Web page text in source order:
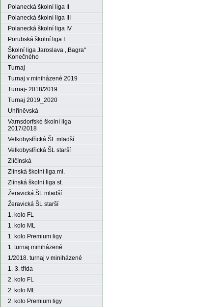
Polanecká školní liga II
Polanecká školní liga III
Polanecká školní liga IV
Porubská školní liga I.
Školní liga Jaroslava ,,Bagra"
Konečného
Turnaj
Turnaj v miniházené 2019
Turnaj- 2018/2019
Turnaj 2019_2020
Uhříněvská
Varnsdorfské školní liga
2017/2018
Velkobystřická ŠL mladší
Velkobystřická ŠL starší
Zličínská
Zlínská školní liga ml.
Zlínská školní liga st.
Žeravická ŠL mladší
Žeravická ŠL starší
1. kolo FL
1. kolo ML
1. kolo Premium ligy
1. turnaj miniházené
1/2018. turnaj v miniházené
1.-3. třída
2. kolo FL
2. kolo ML
2. kolo Premium ligy